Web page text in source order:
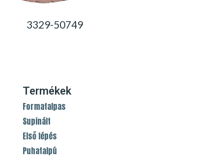
3329-50749
Termékek
Formatalpas
Supinált
Első lépés
Puhatalpú